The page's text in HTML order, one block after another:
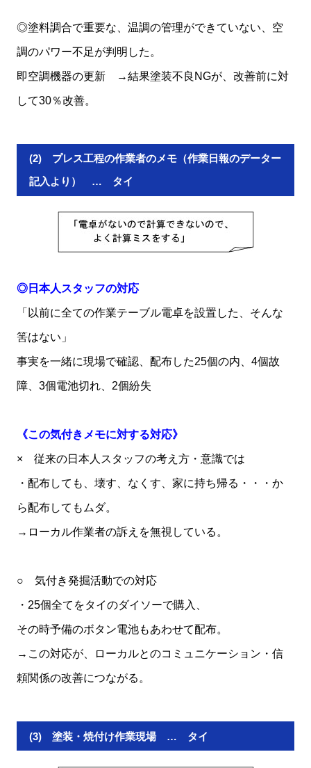
◎塗料調合で重要な、温調の管理ができていない、空
調のパワー不足が判明した。
即空調機器の更新 →結果塗装不良NGが、改善前に対
して30％改善。
(2) プレス工程の作業者のメモ（作業日報のデーター
記入より） … タイ
◎日本人スタッフの対応
「以前に全ての作業テーブル電卓を設置した、そんな
筈はない」
事実を一緒に現場で確認、配布した25個の内、4個故
障、3個電池切れ、2個紛失
《この気付きメモに対する対応》
× 従来の日本人スタッフの考え方・意識では
・配布しても、壊す、なくす、家に持ち帰る・・・か
ら配布してもムダ。
→ローカル作業者の訴えを無視している。
○ 気付き発掘活動での対応
・25個全てをタイのダイソーで購入、
その時予備のボタン電池もあわせて配布。
→この対応が、ローカルとのコミュニケーション・信
頼関係の改善につながる。
(3) 塗装・焼付け作業現場 … タイ